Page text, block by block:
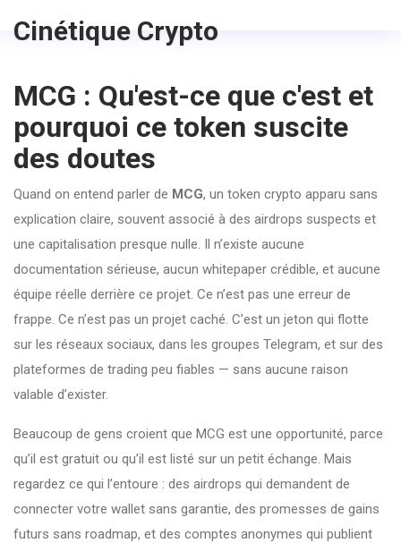
Cinétique Crypto
MCG : Qu'est-ce que c'est et
pourquoi ce token suscite
des doutes
Quand on entend parler de MCG, un token crypto apparu sans
explication claire, souvent associé à des airdrops suspects et
une capitalisation presque nulle. Il n’existe aucune
documentation sérieuse, aucun whitepaper crédible, et aucune
équipe réelle derrière ce projet. Ce n’est pas une erreur de
frappe. Ce n’est pas un projet caché. C’est un jeton qui flotte
sur les réseaux sociaux, dans les groupes Telegram, et sur des
plateformes de trading peu fiables — sans aucune raison
valable d’exister.
Beaucoup de gens croient que MCG est une opportunité, parce
qu’il est gratuit ou qu’il est listé sur un petit échange. Mais
regardez ce qui l’entoure : des airdrops qui demandent de
connecter votre wallet sans garantie, des promesses de gains
futurs sans roadmap, et des comptes anonymes qui publient